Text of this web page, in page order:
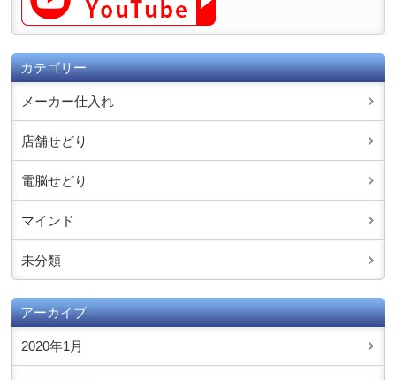
カテゴリー
メーカー仕入れ
店舗せどり
電脳せどり
マインド
未分類
アーカイブ
2020年1月